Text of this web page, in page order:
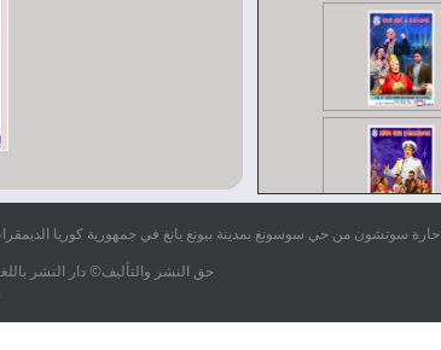
حارة سوتشون من حي سوسونغ بمدينة بيونغ يانغ في جمهورية كوريا
حق النشر والتأليف© دار النشر